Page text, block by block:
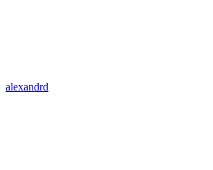
alexandrd